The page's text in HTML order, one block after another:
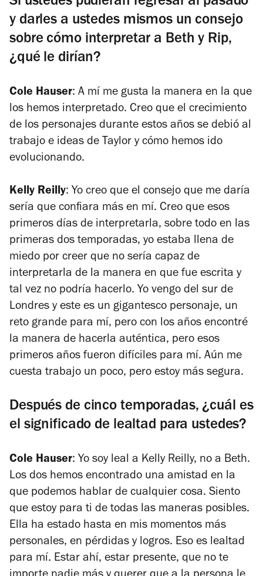
y darles a ustedes mismos un consejo
sobre cómo interpretar a Beth y Rip,
¿qué le dirían?
Cole Hauser: A mí me gusta la manera en la que
los hemos interpretado. Creo que el crecimiento
de los personajes durante estos años se debió al
trabajo e ideas de Taylor y cómo hemos ido
evolucionando.
Kelly Reilly: Yo creo que el consejo que me daría
sería que confiara más en mí. Creo que esos
primeros días de interpretarla, sobre todo en las
primeras dos temporadas, yo estaba llena de
miedo por creer que no sería capaz de
interpretarla de la manera en que fue escrita y
tal vez no podría hacerlo. Yo vengo del sur de
Londres y este es un gigantesco personaje, un
reto grande para mí, pero con los años encontré
la manera de hacerla auténtica, pero esos
primeros años fueron difíciles para mí. Aún me
cuesta trabajo un poco, pero estoy más segura.
Después de cinco temporadas, ¿cuál es
el significado de lealtad para ustedes?
Cole Hauser: Yo soy leal a Kelly Reilly, no a Beth.
Los dos hemos encontrado una amistad en la
que podemos hablar de cualquier cosa. Siento
que estoy para ti de todas las maneras posibles.
Ella ha estado hasta en mis momentos más
personales, en pérdidas y logros. Eso es lealtad
para mí. Estar ahí, estar presente, que no te